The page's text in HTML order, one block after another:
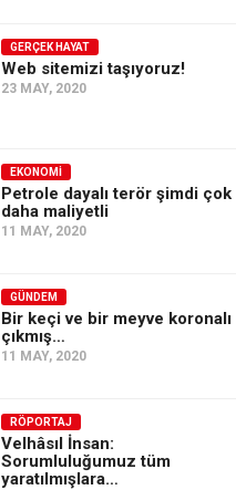
GERÇEK HAYAT
Web sitemizi taşıyoruz!
23 MAY, 2020
EKONOMI
Petrole dayalı terör şimdi çok
daha maliyetli
11 MAY, 2020
GÜNDEM
Bir keçi ve bir meyve koronalı
çıkmış…
11 MAY, 2020
RÖPORTAJ
Velhâsıl İnsan:
Sorumluluğumuz tüm
yaratılmışlara…